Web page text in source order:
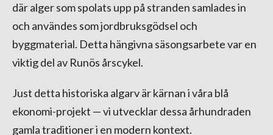
där alger som spolats upp på stranden samlades in
och användes som jordbruksgödsel och
byggmaterial. Detta hängivna säsongsarbete var en
viktig del av Runös årscykel.
Just detta historiska algarv är kärnan i våra blå
ekonomi-projekt — vi utvecklar dessa århundraden
gamla traditioner i en modern kontext.